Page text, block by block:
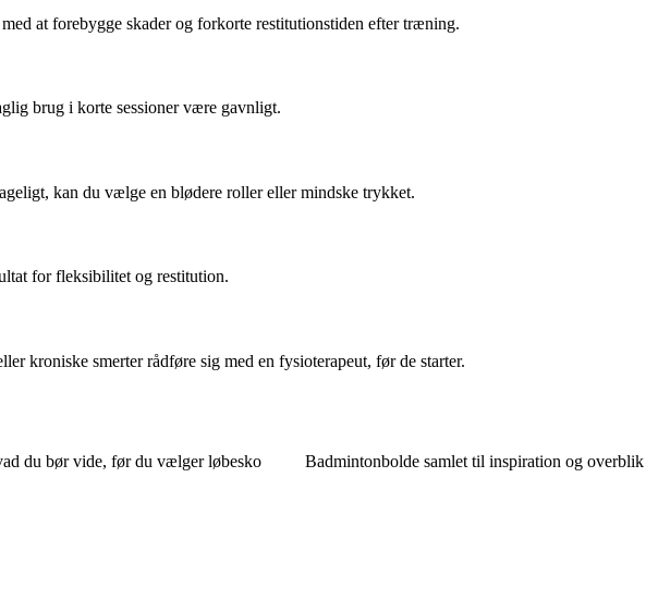
at forebygge skader og forkorte restitutionstiden efter træning.
brug i korte sessioner være gavnligt.
kan du vælge en blødere roller eller mindske trykket.
for fleksibilitet og restitution.
kroniske smerter rådføre sig med en fysioterapeut, før de starter.
du bør vide, før du vælger løbesko Badmintonbolde samlet til inspiration og overblik